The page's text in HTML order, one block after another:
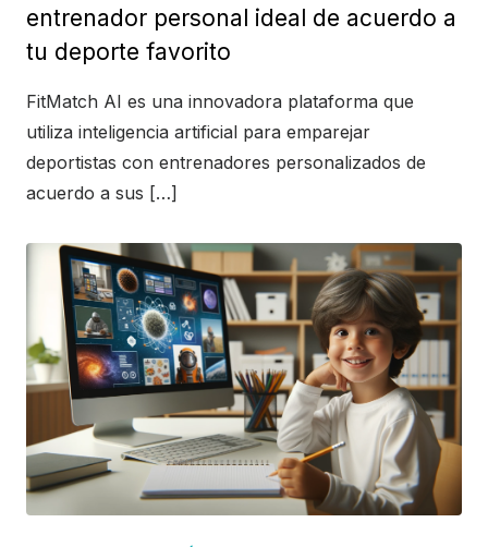
entrenador personal ideal de acuerdo a
tu deporte favorito
FitMatch AI es una innovadora plataforma que
utiliza inteligencia artificial para emparejar
deportistas con entrenadores personalizados de
acuerdo a sus […]